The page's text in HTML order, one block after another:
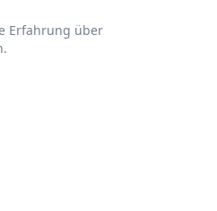
Erfahrung über